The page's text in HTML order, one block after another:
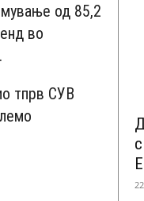
од 85,2
во
тпрв СУВ